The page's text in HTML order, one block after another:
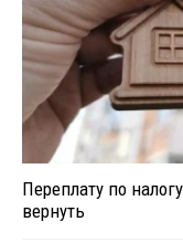
Переплату по
вернуть